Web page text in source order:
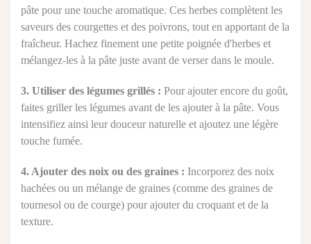
pâte pour une touche aromatique. Ces herbes complètent les
saveurs des courgettes et des poivrons, tout en apportant de la
fraîcheur. Hachez finement une petite poignée d'herbes et
mélangez-les à la pâte juste avant de verser dans le moule.
3. Utiliser des légumes grillés : Pour ajouter encore du goût,
faites griller les légumes avant de les ajouter à la pâte. Vous
intensifiez ainsi leur douceur naturelle et ajoutez une légère
touche fumée.
4. Ajouter des noix ou des graines : Incorporez des noix
hachées ou un mélange de graines (comme des graines de
tournesol ou de courge) pour ajouter du croquant et de la
texture.